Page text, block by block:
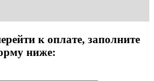
к оплате, заполните
ниже: